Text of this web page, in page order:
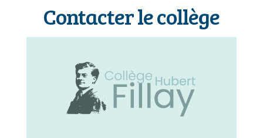
Contacter le collège